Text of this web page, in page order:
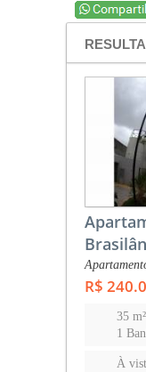
R$
35 m²
1
À